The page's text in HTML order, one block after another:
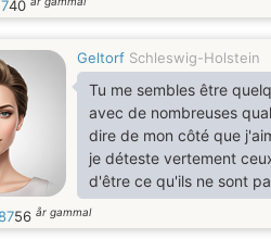
40
Geltorf Schleswig-Holstein
Tu me sembles être
avec de nombreuses
dire de mon côté que
je déteste vertement
d'être ce qu'ils ne sont
56 år gammal